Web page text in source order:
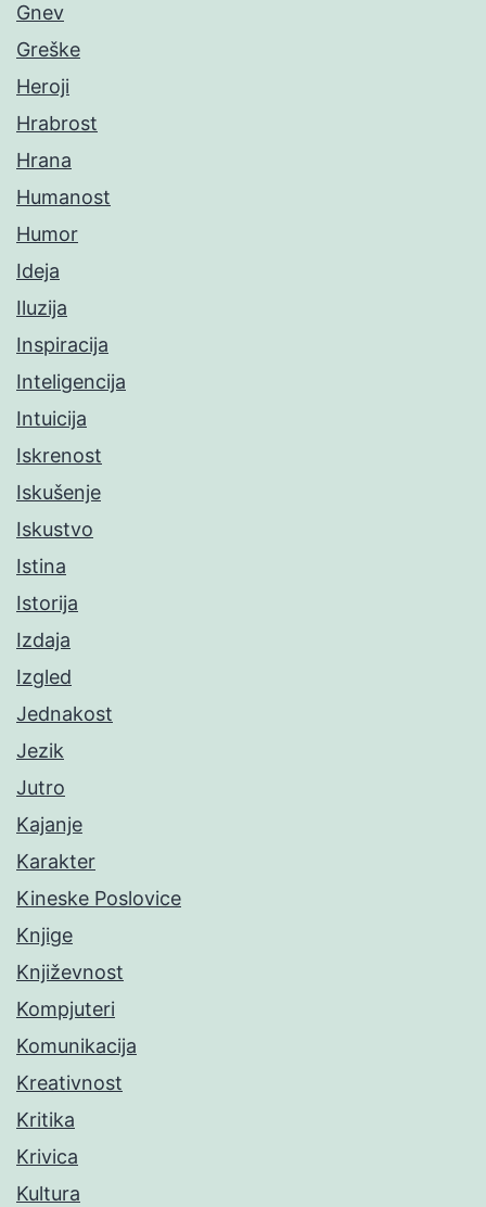
Gnev
Greške
Heroji
Hrabrost
Hrana
Humanost
Humor
Ideja
Iluzija
Inspiracija
Inteligencija
Intuicija
Iskrenost
Iskušenje
Iskustvo
Istina
Istorija
Izdaja
Izgled
Jednakost
Jezik
Jutro
Kajanje
Karakter
Kineske Poslovice
Knjige
Književnost
Kompjuteri
Komunikacija
Kreativnost
Kritika
Krivica
Kultura